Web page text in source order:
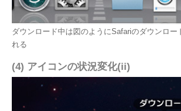
ダウンロード中は図のようにSafariのダウンロー
れる
(4) アイコンの状況変化(ii)